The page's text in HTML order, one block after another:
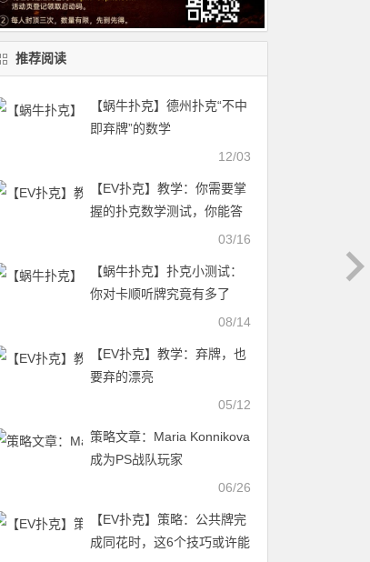
推荐阅读
【蜗牛扑克】德州扑克“不中
即弃牌”的数学
12/03
【EV扑克】教学：你需要掌
握的扑克数学测试，你能答
03/16
【蜗牛扑克】扑克小测试：
你对卡顺听牌究竟有多了
08/14
【EV扑克】教学：弃牌，也
要弃的漂亮
05/12
策略文章：Maria Konnikova
成为PS战队玩家
06/26
【EV扑克】策略：公共牌完
成同花时，这6个技巧或许能